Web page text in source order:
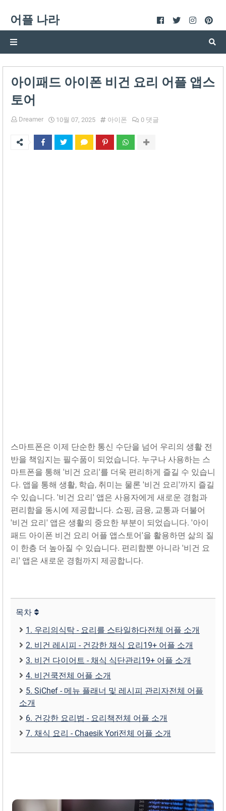
어플 나라
아이패드 아이폰 비건 요리 어플 앱스
토어
Dreamer 10월 07, 2025 아이폰 0 댓글
스마트폰은 이제 단순한 통신 수단을 넘어 우리의 생활 전
반을 책임지는 필수품이 되었습니다. 누구나 사용하는 스
마트폰을 통해 '비건 요리'를 더욱 편리하게 즐길 수 있습니
다. 앱을 통해 생활, 학습, 취미는 물론 '비건 요리'까지 즐길
수 있습니다. '비건 요리' 앱은 사용자에게 새로운 경험과
편리함을 동시에 제공합니다. 쇼핑, 금융, 교통과 더불어
'비건 요리' 앱은 생활의 중요한 부분이 되었습니다. '아이
패드 아이폰 비건 요리 어플 앱스토어'을 활용하면 삶의 질
이 한층 더 높아질 수 있습니다. 편리함뿐 아니라 '비건 요
리' 앱은 새로운 경험까지 제공합니다.
목차
1. 우리의식탁 - 요리를 스타일하‪다‬전체 어플 소개
2. 비건 레시피 - 건강한 채식 요‪리‬19+ 어플 소개
3. 비건 다이어트 - 채식 식단관‪리‬19+ 어플 소개
4. 비건‪쿡‬전체 어플 소개
5. SiChef - 메뉴 플래너 및 레시피 관리‪자‬전체 어플
소개
6. 건강한 요리법 - 요리‪책‬전체 어플 소개
7. 채식 요리 - Chaesik Yori전체 어플 소개